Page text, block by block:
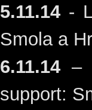
5.11.14 -
Smola a
6.11.14 –
support: